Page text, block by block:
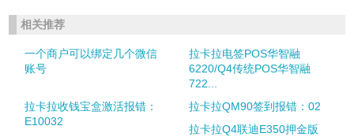
相关推荐
一个商户可以绑定几个微信
账号
拉卡拉电签POS华智融
6220/Q4传统POS华智融
722...
拉卡拉收钱宝盒激活报错：
E10032
拉卡拉QM90签到报错：02
拉卡拉Q4联迪E350押金版